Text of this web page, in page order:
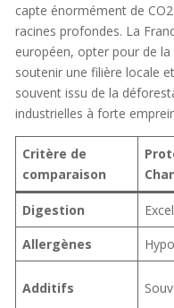
capte énormément de
racines profondes. La
européen, opter pour de
soutenir une filière locale
souvent issu de la
industrielles à forte
Critère de
comparaison
Digestion
Allergènes
Additifs